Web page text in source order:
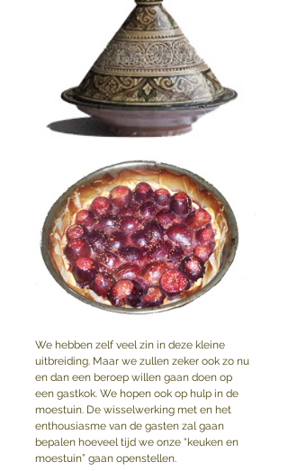
We hebben zelf veel zin in deze kleine
uitbreiding. Maar we zullen zeker ook zo nu
en dan een beroep willen gaan doen op
een gastkok. We hopen ook op hulp in de
moestuin. De wisselwerking met en het
enthousiasme van de gasten zal gaan
bepalen hoeveel tijd we onze “keuken en
moestuin” gaan openstellen.